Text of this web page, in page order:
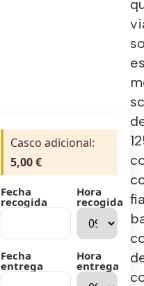
Casco adicional:
5,00€
Fecha
recogida
Hora
recogida
Fecha
entrega
Hora
entrega